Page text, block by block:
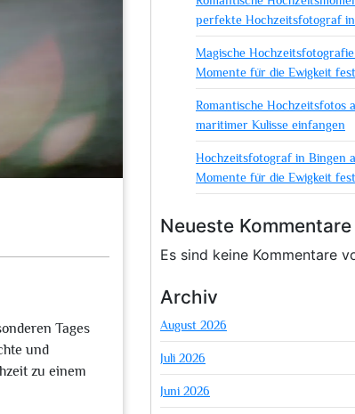
Tages
und
zu einem
perfekte Hochzeitsfotograf
Magische
Momente für die Ewigkeit
Romantische Hochzeitsfotos
maritimer Kulisse einfangen
Hochzeitsfotograf in Bingen
Momente für die Ewigkeit
Neueste Kommentare
Es sind keine Kommentare
Archiv
August 2026
Juli 2026
Juni 2026